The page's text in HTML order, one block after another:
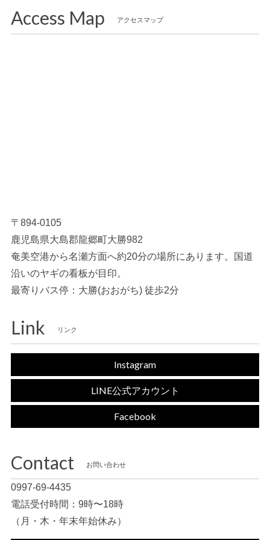
Access Map アクセスマップ
〒894-0105
鹿児島県大島郡龍郷町大勝982
奄美空港から名瀬方面へ約20分の場所にあります。国道
沿いのヤギの看板が目印。
最寄りバス停：大勝(おおがち) 徒歩2分
Link リンク
Instagram
LINE公式アカウント
Facebook
Contact お問い合わせ
0997-69-4435
電話受付時間：9時〜18時
（月・木・年末年始休み）